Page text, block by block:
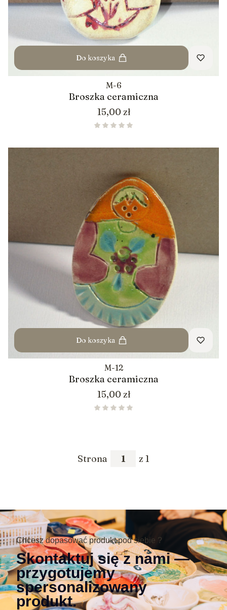
Do koszyka
M-6
Broszka ceramiczna
Cena
15,00 zł
Do koszyka
M-12
Broszka ceramiczna
Cena
15,00 zł
Strona z 1
Chcesz dopasować produkt pod siebie ?
Skontaktuj się z nami —
przygotujemy
spersonalizowany
produkt.